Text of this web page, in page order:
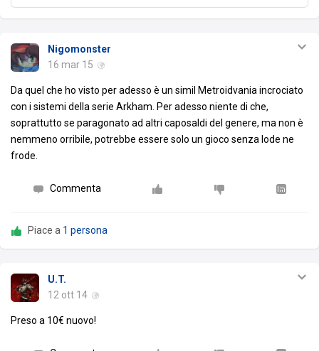
Nigomonster
16 mar 15
Da quel che ho visto per adesso è un simil Metroidvania incrociato
con i sistemi della serie Arkham. Per adesso niente di che,
soprattutto se paragonato ad altri caposaldi del genere, ma non è
nemmeno orribile, potrebbe essere solo un gioco senza lode ne
frode.
Commenta
Piace a 1 persona
U.T.
12 ott 14
Preso a 10€ nuovo!